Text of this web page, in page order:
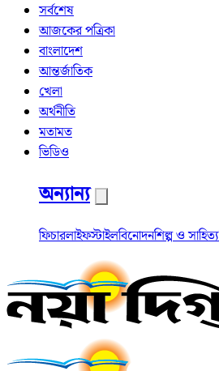
সর্বশেষ
আজকের পত্রিকা
বাংলাদেশ
আন্তর্জাতিক
খেলা
অর্থনীতি
মতামত
ভিডিও
অন্যান্য
ফিচারলাইফস্টাইলবিনোদনশিল্প ও সাহিত্য